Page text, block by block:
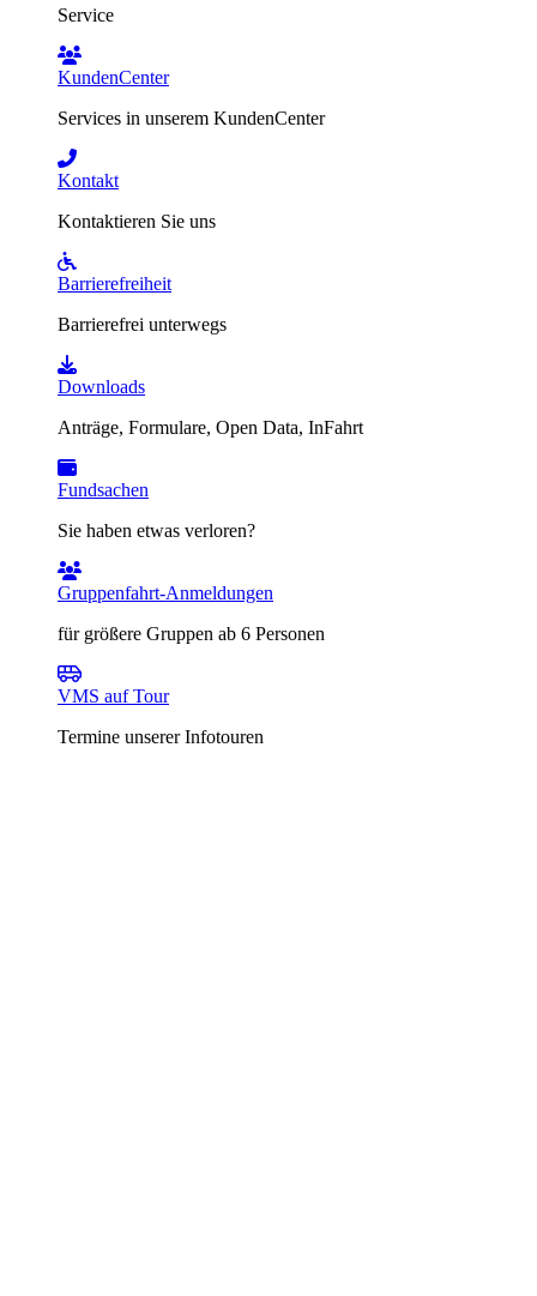
Service
KundenCenter
Services in unserem KundenCenter
Kontakt
Kontaktieren Sie uns
Barrierefreiheit
Barrierefrei unterwegs
Downloads
Anträge, Formulare, Open Data, InFahrt
Fundsachen
Sie haben etwas verloren?
Gruppenfahrt-Anmeldungen
für größere Gruppen ab 6 Personen
VMS auf Tour
Termine unserer Infotouren